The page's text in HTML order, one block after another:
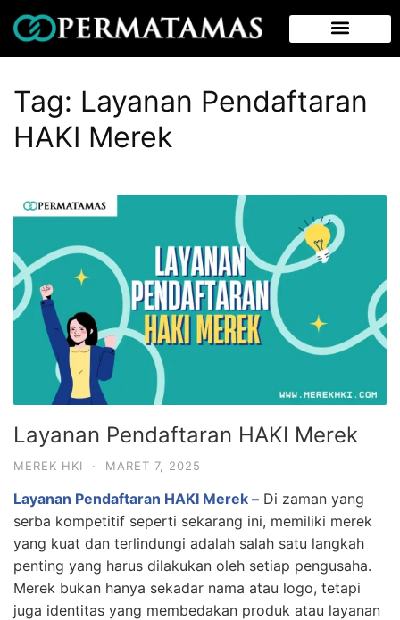
Tag: Layanan Pendaftaran
HAKI Merek
Layanan Pendaftaran HAKI Merek
MEREK HKI · MARET 7, 2025
Layanan Pendaftaran HAKI Merek – Di zaman yang
serba kompetitif seperti sekarang ini, memiliki merek
yang kuat dan terlindungi adalah salah satu langkah
penting yang harus dilakukan oleh setiap pengusaha.
Merek bukan hanya sekadar nama atau logo, tetapi
juga identitas yang membedakan produk atau layanan